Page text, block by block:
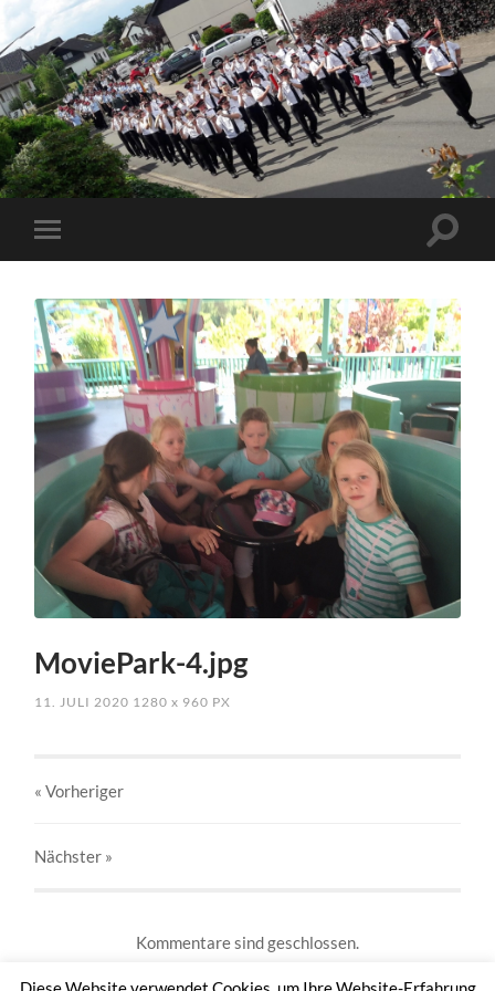
MoviePark-4.jpg
11. JULI 2020 1280x 960 PX
« Vorheriger
Nächster »
Kommentare sind geschlossen.